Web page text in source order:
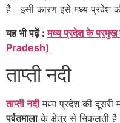
है। इसी कारण इसे मध्य प्रदेश
यह भी पढ़ें :मध्य प्रदेश के
Pradesh)
ताप्ती नदी
ताप्ती नदीमध्य प्रदेश की दूसरी
पर्वतमालाके क्षेत्र से निकलती है